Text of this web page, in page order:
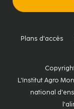
Plans d'accès
L'Institut Agro
national